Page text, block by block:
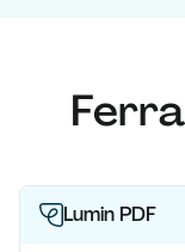
Lumin PDF